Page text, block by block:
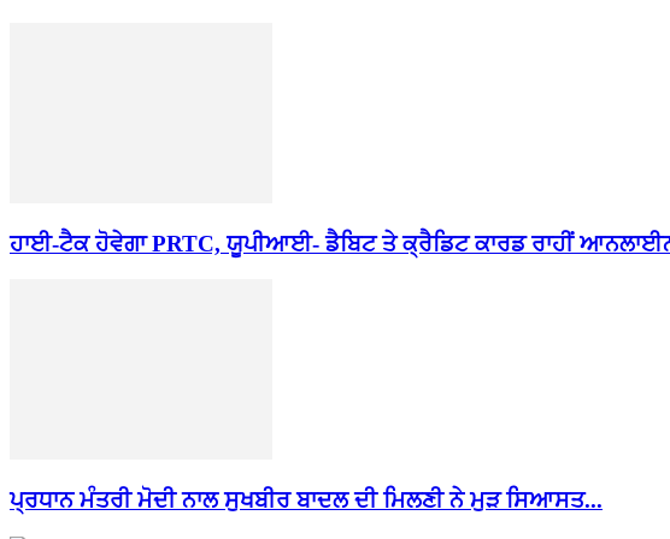
ਹਾਈ-ਟੈਕ ਹੋਵੇਗਾ PRTC, ਯੂਪੀਆਈ- ਡੈਬਿਟ ਤੇ ਕ੍ਰੈਡਿਟ ਕਾਰਡ ਰਾਹੀਂ
ਪ੍ਰਧਾਨ ਮੰਤਰੀ ਮੋਦੀ ਨਾਲ ਸੁਖਬੀਰ ਬਾਦਲ ਦੀ ਮਿਲਣੀ ਨੇ ਮੁੜ ਸਿਆਸਤ...